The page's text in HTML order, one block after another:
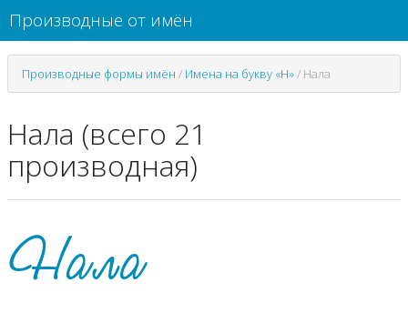
Производные от имён
Производные формы имён / Имена на букву «Н»/ Нала
Нала (всего 21
производная)